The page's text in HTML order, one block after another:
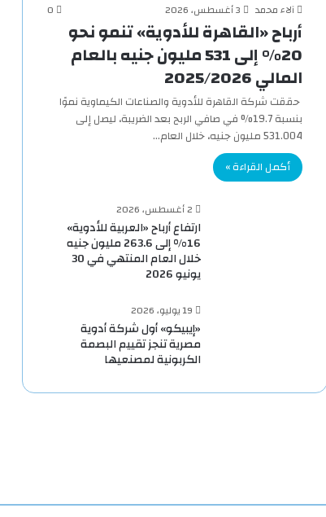
آلاء محمد
3 أغسطس، 2026 0
أرباح «القاهرة للأدوية» تنمو نحو
20% إلى 531 مليون جنيه بالعام
المالي 2025/2026
حققت شركة القاهرة للأدوية والصناعات الكيماوية نموًا
بنسبة 19.7% في صافي الربح بعد الضريبة، ليصل إلى
531.004 مليون جنيه، خلال العام…
أكمل القراءة »
2 أغسطس، 2026
ارتفاع أرباح «العربية للأدوية»
16% إلى 263.6 مليون جنيه
خلال العام المنتهي في 30
يونيو 2026
19 يوليو، 2026
«إيبيكو» أول شركة أدوية
مصرية تنجز تقييم البصمة
الكربونية لمصنعيها